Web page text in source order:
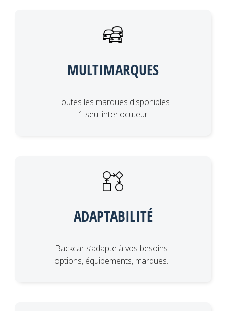
MULTIMARQUES
Toutes les marques disponibles
1 seul interlocuteur
ADAPTABILITÉ
Backcar s’adapte à vos besoins :
options, équipements, marques...